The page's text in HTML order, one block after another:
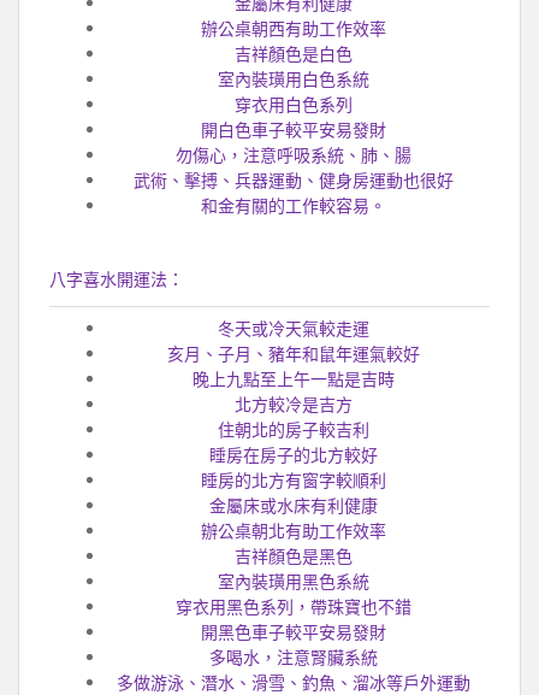
金屬床有利健康
辦公桌朝西有助工作效率
吉祥顏色是白色
室內裝璜用白色系統
穿衣用白色系列
開白色車子較平安易發財
勿傷心，注意呼吸系統、肺、腸
武術、擊搏、兵器運動、健身房運動也很好
和金有關的工作較容易。
八字喜水開運法：
冬天或冷天氣較走運
亥月、子月、豬年和鼠年運氣較好
晚上九點至上午一點是吉時
北方較冷是吉方
住朝北的房子較吉利
睡房在房子的北方較好
睡房的北方有窗字較順利
金屬床或水床有利健康
辦公桌朝北有助工作效率
吉祥顏色是黑色
室內裝璜用黑色系統
穿衣用黑色系列，帶珠寶也不錯
開黑色車子較平安易發財
多喝水，注意腎臟系統
多做游泳、潛水、滑雪、釣魚、溜冰等戶外運動